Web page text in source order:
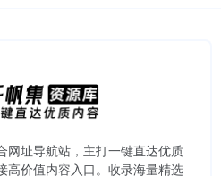
网址导航站，主打一键直达优质
高价值内容入口。​收录海量精选